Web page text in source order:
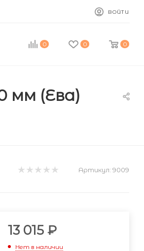
ВОЙТИ
0 0 0
мм (Ева)
Артикул: 9009
13 015 ₽
Нет в наличии